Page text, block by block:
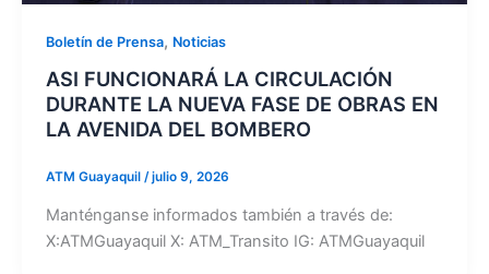
Boletín de Prensa, Noticias
ASI FUNCIONARÁ LA CIRCULACIÓN
DURANTE LA NUEVA FASE DE OBRAS EN
LA AVENIDA DEL BOMBERO
ATM Guayaquil /julio 9, 2026
Manténganse informados también a través de:
X:ATMGuayaquil X: ATM_Transito IG: ATMGuayaquil